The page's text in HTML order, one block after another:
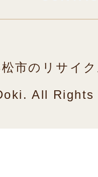
市のリサイ
All Rights